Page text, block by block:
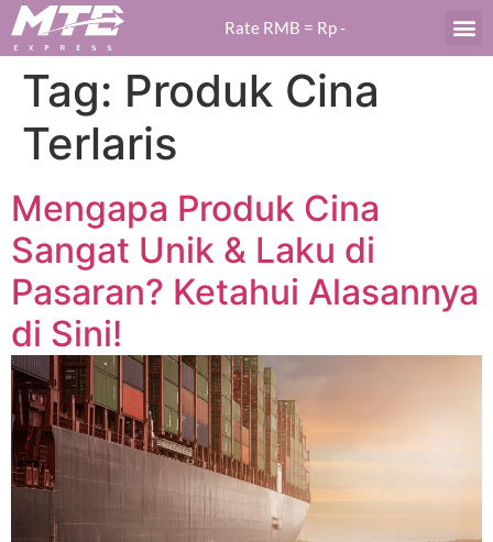
Rate RMB = Rp-
Tag: Produk Cina
Terlaris
Mengapa Produk Cina
Sangat Unik & Laku di
Pasaran? Ketahui Alasannya
di Sini!